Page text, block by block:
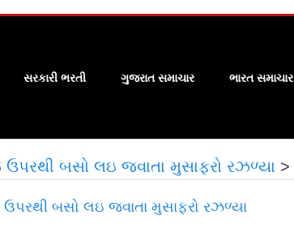
સરકારી ભરતી ગુજરાત સમાચાર ભારત સમાચાર
ઉપરથી બસો લઇ જવાતા મુસાફરો રઝળ્યા >